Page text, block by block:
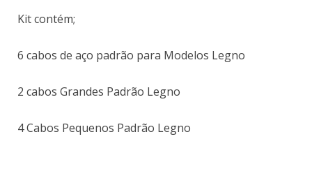
Kit contém;
6 cabos de aço padrão para Modelos Legno
2 cabos Grandes Padrão Legno
4 Cabos Pequenos Padrão Legno